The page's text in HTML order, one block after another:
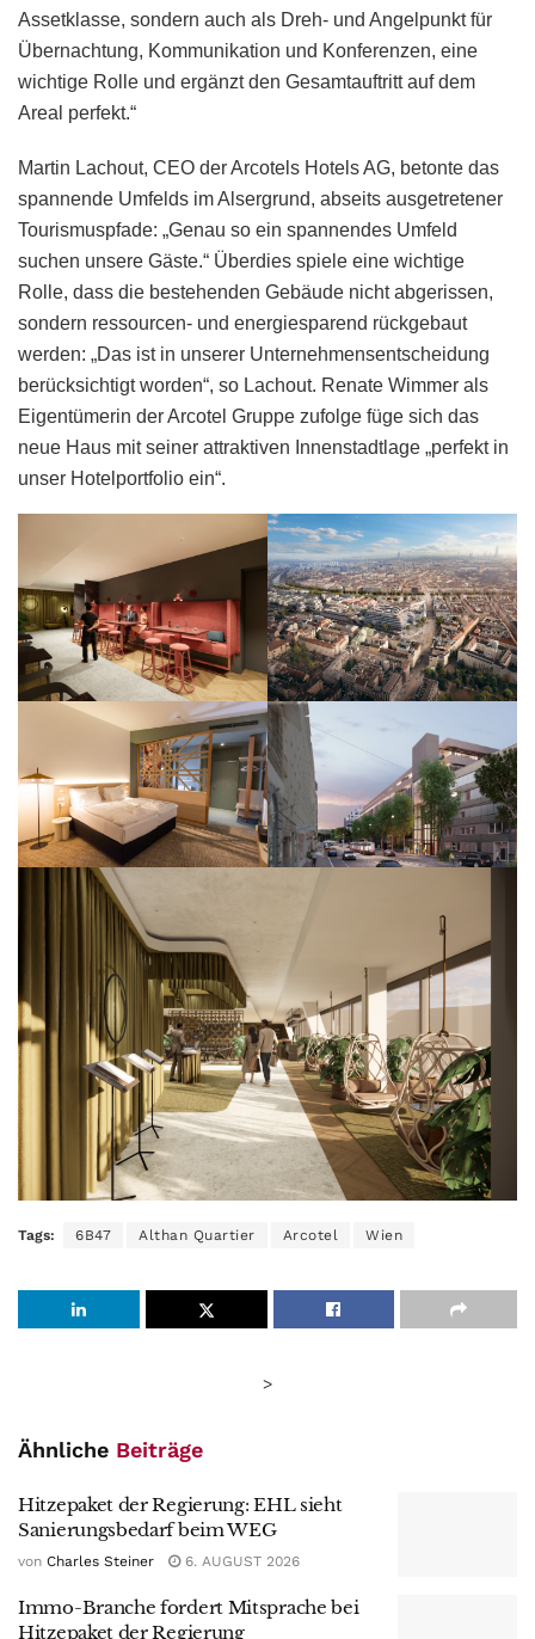
Assetklasse, sondern auch als Dreh- und Angelpunkt für
Übernachtung, Kommunikation und Konferenzen, eine
wichtige Rolle und ergänzt den Gesamtauftritt auf dem
Areal perfekt.“
Martin Lachout, CEO der Arcotels Hotels AG, betonte das
spannende Umfelds im Alsergrund, abseits ausgetretener
Tourismuspfade: „Genau so ein spannendes Umfeld
suchen unsere Gäste.“ Überdies spiele eine wichtige
Rolle, dass die bestehenden Gebäude nicht abgerissen,
sondern ressourcen- und energiesparend rückgebaut
werden: „Das ist in unserer Unternehmensentscheidung
berücksichtigt worden“, so Lachout. Renate Wimmer als
Eigentümerin der Arcotel Gruppe zufolge füge sich das
neue Haus mit seiner attraktiven Innenstadtlage „perfekt in
unser Hotelportfolio ein“.
Tags: 6B47 Althan Quartier Arcotel Wien
>
Ähnliche Beiträge
Hitzepaket der Regierung: EHL sieht
Sanierungsbedarf beim WEG
von Charles Steiner 6. AUGUST 2026
Immo-Branche fordert Mitsprache bei
Hitzepaket der Regierung